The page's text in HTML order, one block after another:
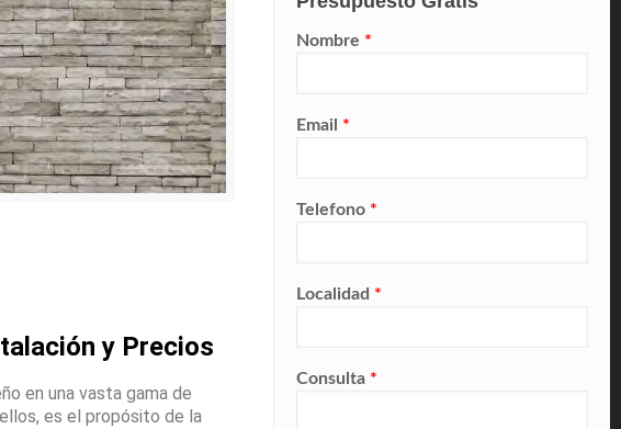
y Precios
en una vasta gama de
es el propósito de la
Nombre *
Email *
Telefono *
Localidad *
Consulta *